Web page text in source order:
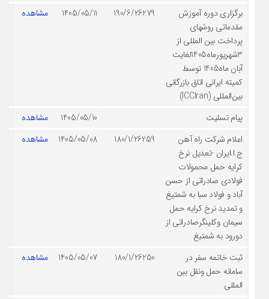
برگزاری دوره آموزش
مقدماتی روشهای
پرداخت بین المللی از
3شهریورماه1405لغایت
آبان ماه1405 توسط
کمیته ایرانی اتاق بازرگانی
بین‌المللی (ICCIran)
190/6/26279
1405/05/11 مشاهده
پیام تسلیت 1405/05/10
مشاهده
اعلام شرکت راه آهن
ج.ا.ایران -تعدیل نرخ
کرایه حمل محمولات
فولادی صادراتی از حسن
آباد و فولاد سبا به شمتیغ
و تمدید نرخ کرایه حمل
سیمان وکلینگرصادراتی از
دورود به شمتیغ
180/1/26259
1405/05/08 مشاهده
ثبت خاتمه سفر در
سامانه حمل ونقل بین
المللی
180/1/26250
1405/05/07 مشاهده